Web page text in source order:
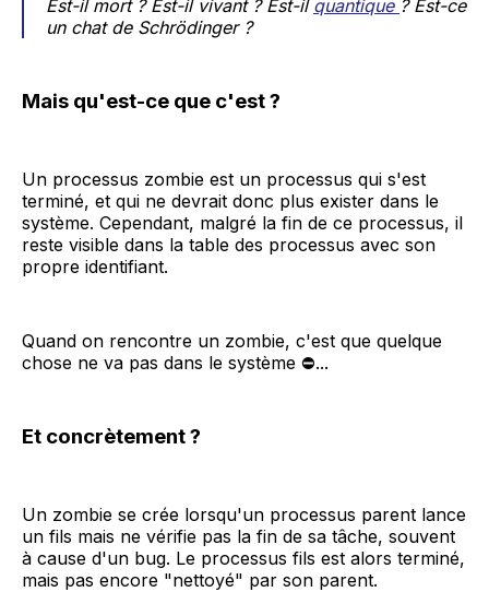
Est-il mort ? Est-il vivant ? Est-il quantique ? Est-ce
un chat de Schrödinger ?
Mais qu'est-ce que c'est ?
Un processus zombie est un processus qui s'est
terminé, et qui ne devrait donc plus exister dans le
système. Cependant, malgré la fin de ce processus, il
reste visible dans la table des processus avec son
propre identifiant.
Quand on rencontre un zombie, c'est que quelque
chose ne va pas dans le système ⛔...
Et concrètement ?
Un zombie se crée lorsqu'un processus parent lance
un fils mais ne vérifie pas la fin de sa tâche, souvent
à cause d'un bug. Le processus fils est alors terminé,
mais pas encore "nettoyé" par son parent.